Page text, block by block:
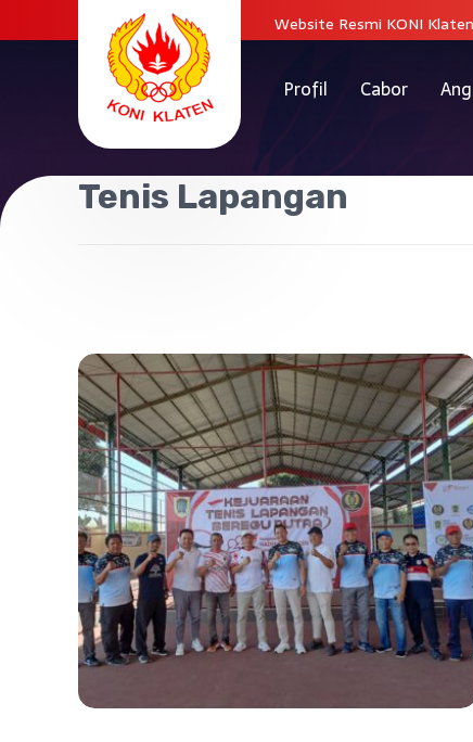
Website Resmi KONI Klaten
Profil Cabor
Tenis Lapangan